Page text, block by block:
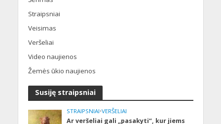
Straipsniai
Veisimas
Veršeliai
Video naujienos
Žemės ūkio naujienos
Susiję straipsniai
STRAIPSNIAI•VERŠELIAI
Ar veršeliai gali „pasakyti“, kur jiems